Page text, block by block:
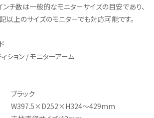
チ数は一般的なモニターサイズの目安であり、
上のサイズのモニターでも対応可能です。
ィション / モニターアーム
ブラック
W397.5×D252×H324～429mm